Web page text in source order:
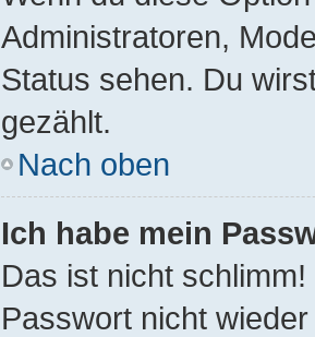
Administratoren,
Status sehen. Du
gezählt.
Nach oben
Ich habe mein
Das ist nicht
Passwort nicht